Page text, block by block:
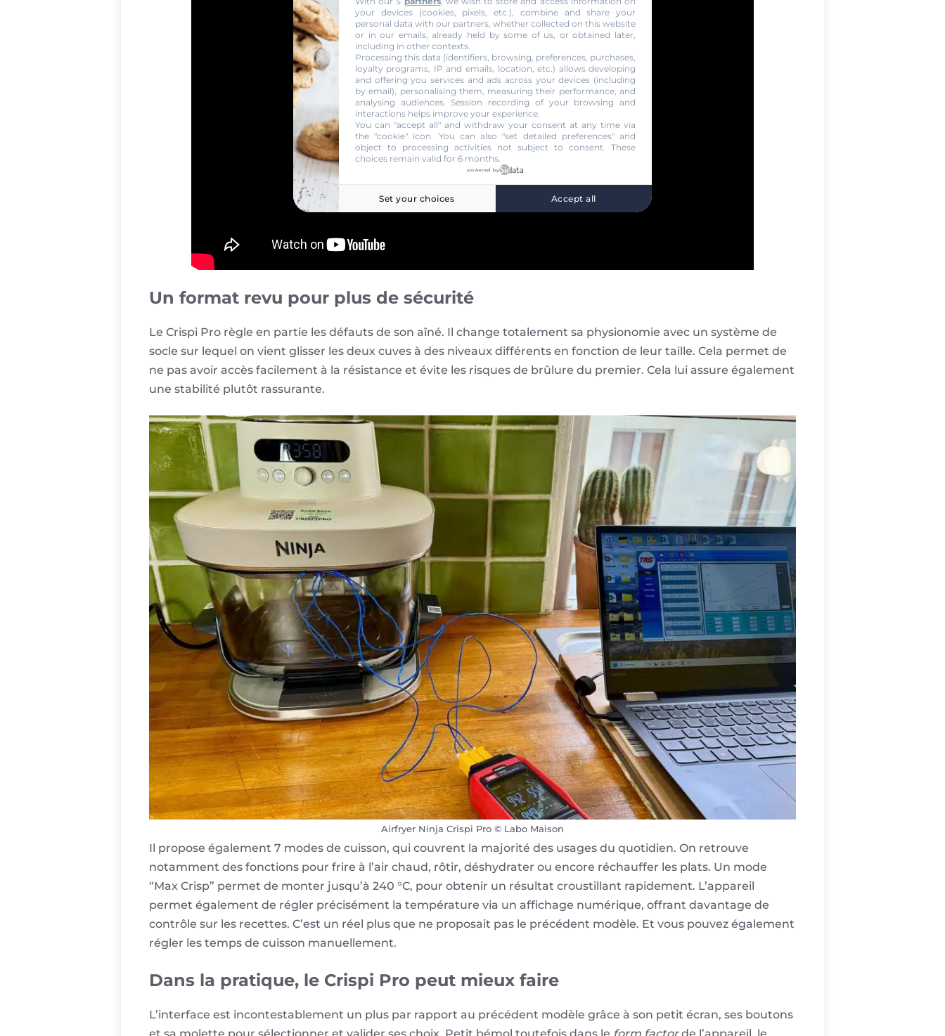
Un format revu pour plus de sécurité
Le Crispi Pro règle en partie les défauts de son aîné. Il change totalement sa physionomie avec un système de
socle sur lequel on vient glisser les deux cuves à des niveaux différents en fonction de leur taille. Cela permet de
ne pas avoir accès facilement à la résistance et évite les risques de brûlure du premier. Cela lui assure également
une stabilité plutôt rassurante.
Airfryer Ninja Crispi Pro © Labo Maison
Il propose également 7 modes de cuisson, qui couvrent la majorité des usages du quotidien. On retrouve
notamment des fonctions pour frire à l’air chaud, rôtir, déshydrater ou encore réchauffer les plats. Un mode
“Max Crisp” permet de monter jusqu’à 240 °C, pour obtenir un résultat croustillant rapidement. L’appareil
permet également de régler précisément la température via un affichage numérique, offrant davantage de
contrôle sur les recettes. C’est un réel plus que ne proposait pas le précédent modèle. Et vous pouvez également
régler les temps de cuisson manuellement.
Dans la pratique, le Crispi Pro peut mieux faire
L’interface est incontestablement un plus par rapport au précédent modèle grâce à son petit écran, ses boutons
your devices (cookies, pixels, etc.), combine and share your
personal data with our partners, whether collected on this website
or in our emails, already held by some of us, or obtained later,
including in other contexts.
Processing this data (identifiers, browsing, preferences, purchases,
loyalty programs, IP and emails, location, etc.) allows developing
and offering you services and ads across your devices (including
by email), personalising them, measuring their performance, and
analysing audiences. Session recording of your browsing and
interactions helps improve your experience.
You can "accept all" and withdraw your consent at any time via
the "cookie" icon. You can also "set detailed preferences" and
object to processing activities not subject to consent. These
choices remain valid for 6 months.
powered by
Set your choices Accept all